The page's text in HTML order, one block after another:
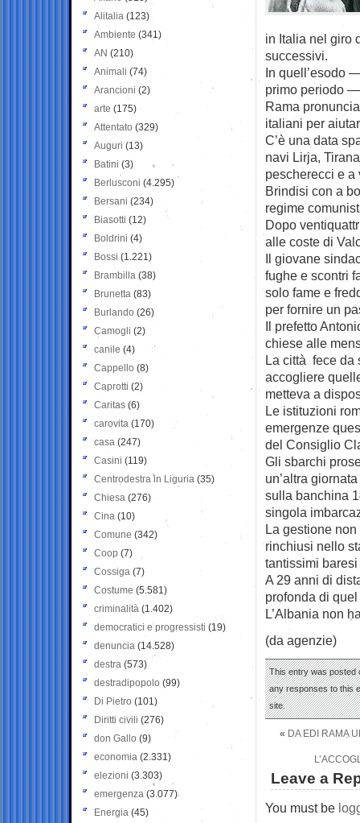
in Italia nel giro
successivi.
In quell’esodo
primo periodo
Rama
italiani per
C’è una data
navi Lirja,
pescherecci e a
Brindisi con a
regime
Dopo
alle coste di
Il giovane
fughe e scontri
solo fame e
per fornire un
Il prefetto
chiese alle
La città fece da
accogliere
metteva a
Le istituzioni
emergenze
del Consiglio
Gli sbarchi
un’altra
sulla banchina
singola
La gestione
rinchiusi nello
tantissimi
A 29 anni di
profonda di quel
L’Albania non
(da agenzie)
This entry was posted
any responses to this
site.
« DA EDI RAMA
Leave a
You must be
Alitalia (123)
Ambiente (341)
AN (210)
Animali (74)
Arancioni (2)
arte (175)
Attentato (329)
Auguri (13)
Batini (3)
Berlusconi (4.295)
Bersani (234)
Biasotti (12)
Boldrini (4)
Bossi (1.221)
Brambilla (38)
Brunetta (83)
Burlando (26)
Camogli (2)
canile (4)
Cappello (8)
Caprotti (2)
Caritas (6)
carovita (170)
casa (247)
Casini (119)
Centrodestra in Liguria (35)
Chiesa (276)
Cina (10)
Comune (342)
Coop (7)
Cossiga (7)
Costume (5.581)
criminalità (1.402)
democratici e progressisti (19)
denuncia (14.528)
destra (573)
destradipopolo (99)
Di Pietro (101)
Diritti civili (276)
don Gallo (9)
economia (2.331)
elezioni (3.303)
emergenza (3.077)
Energia (45)